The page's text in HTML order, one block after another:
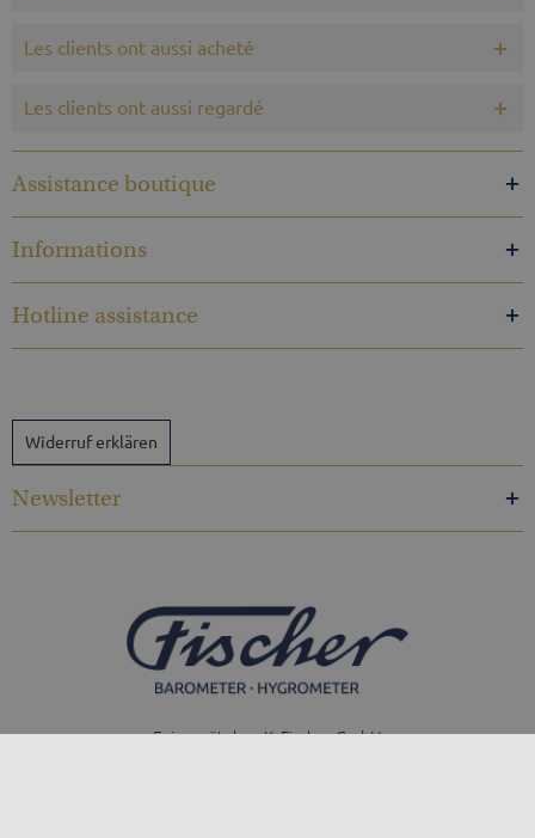
Les clients ont aussi acheté
Les clients ont aussi regardé
Feingerätebau K. Fischer GmbH
Assistance boutique
Informations
Hotline assistance
Widerruf erklären
Newsletter